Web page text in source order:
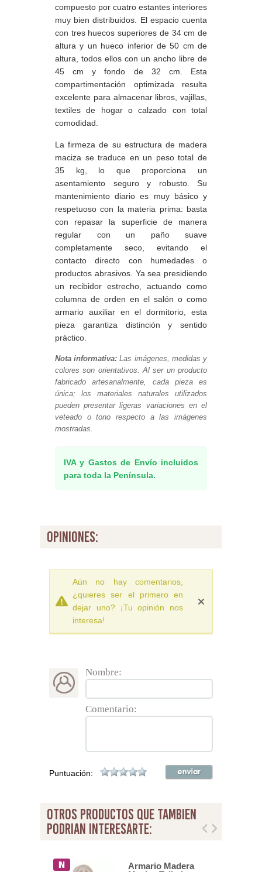
compuesto por cuatro estantes interiores
muy bien distribuidos. El espacio cuenta
con tres huecos superiores de 34 cm de
altura y un hueco inferior de 50 cm de
altura, todos ellos con un ancho libre de
45 cm y fondo de 32 cm. Esta
compartimentación optimizada resulta
excelente para almacenar libros, vajillas,
textiles de hogar o calzado con total
comodidad.
La firmeza de su estructura de madera
maciza se traduce en un peso total de
35 kg, lo que proporciona un
asentamiento seguro y robusto. Su
mantenimiento diario es muy básico y
respetuoso con la materia prima: basta
con repasar la superficie de manera
regular con un paño suave
completamente seco, evitando el
contacto directo con humedades o
productos abrasivos. Ya sea presidiendo
un recibidor estrecho, actuando como
columna de orden en el salón o como
armario auxiliar en el dormitorio, esta
pieza garantiza distinción y sentido
práctico.
Nota informativa: Las imágenes, medidas y
colores son orientativos. Al ser un producto
fabricado artesanalmente, cada pieza es
única; los materiales naturales utilizados
pueden presentar ligeras variaciones en el
veteado o tono respecto a las imágenes
mostradas.
IVA y Gastos de Envío incluidos
para toda la Península.
opiniones:
Aún no hay comentarios,
¿quieres ser el primero en
dejar uno? ¡Tu opinión nos
interesa!
Nombre:
Comentario:
Puntuación:
otros productos que tambien
podrian interesarte:
Armario Madera